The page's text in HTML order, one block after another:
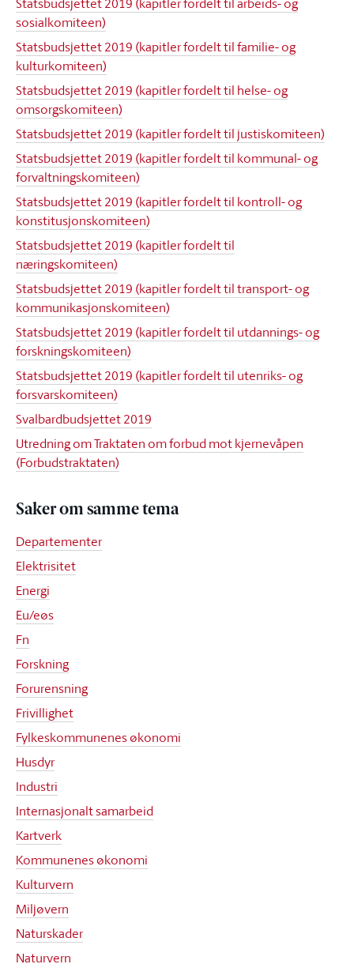
sosialkomiteen)
Statsbudsjettet 2019 (kapitler fordelt til familie- og
kulturkomiteen)
Statsbudsjettet 2019 (kapitler fordelt til helse- og
omsorgskomiteen)
Statsbudsjettet 2019 (kapitler fordelt til justiskomiteen)
Statsbudsjettet 2019 (kapitler fordelt til kommunal- og
forvaltningskomiteen)
Statsbudsjettet 2019 (kapitler fordelt til kontroll- og
konstitusjonskomiteen)
Statsbudsjettet 2019 (kapitler fordelt til
næringskomiteen)
Statsbudsjettet 2019 (kapitler fordelt til transport- og
kommunikasjonskomiteen)
Statsbudsjettet 2019 (kapitler fordelt til utdannings- og
forskningskomiteen)
Statsbudsjettet 2019 (kapitler fordelt til utenriks- og
forsvarskomiteen)
Svalbardbudsjettet 2019
Utredning om Traktaten om forbud mot kjernevåpen
(Forbudstraktaten)
Saker om samme tema
Departementer
Elektrisitet
Energi
Eu/eøs
Fn
Forskning
Forurensning
Frivillighet
Fylkeskommunenes økonomi
Husdyr
Industri
Internasjonalt samarbeid
Kartverk
Kommunenes økonomi
Kulturvern
Miljøvern
Naturskader
Naturvern